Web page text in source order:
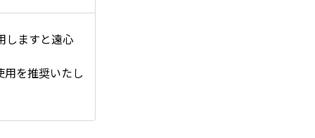
しますと遠心
を推奨いたし